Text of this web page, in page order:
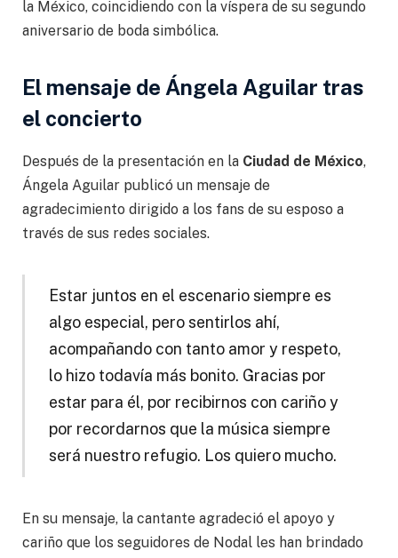
la México, coincidiendo con la víspera de su segundo
aniversario de boda simbólica.
El mensaje de Ángela Aguilar tras
el concierto
Después de la presentación en la Ciudad de México,
Ángela Aguilar publicó un mensaje de
agradecimiento dirigido a los fans de su esposo a
través de sus redes sociales.
Estar juntos en el escenario siempre es
algo especial, pero sentirlos ahí,
acompañando con tanto amor y respeto,
lo hizo todavía más bonito. Gracias por
estar para él, por recibirnos con cariño y
por recordarnos que la música siempre
será nuestro refugio. Los quiero mucho.
En su mensaje, la cantante agradeció el apoyo y
cariño que los seguidores de Nodal les han brindado